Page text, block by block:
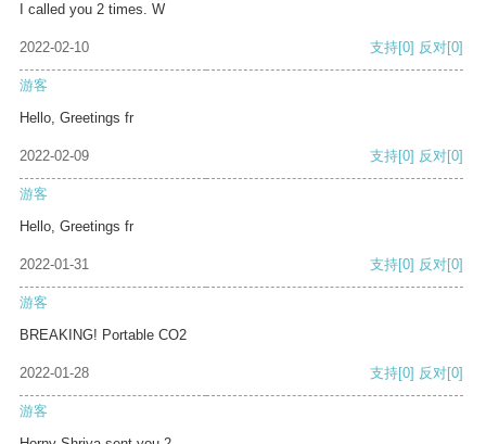
I called you 2 times. W
2022-02-10 支持[0] 反对[0]
游客
Hello, Greetings fr
2022-02-09 支持[0] 反对[0]
游客
Hello, Greetings fr
2022-01-31 支持[0] 反对[0]
游客
BREAKING! Portable CO2
2022-01-28 支持[0] 反对[0]
游客